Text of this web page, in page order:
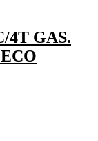
4T GAS.